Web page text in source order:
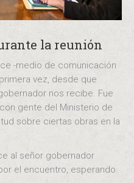
la reunión
-medio de comunicación
vez, desde que
nos recibe. Fue
gente del Ministerio de
sobre ciertas obras en la
al señor gobernador
el encuentro, esperando